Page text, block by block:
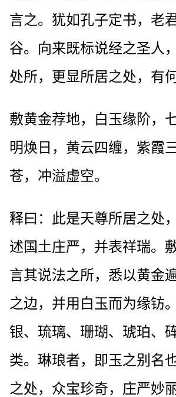
言之。犹如孔子定书，老
谷。向来既标说经之圣人
处所，更显所居之处，有
敷黄金荐地，白玉缘阶，
明焕日，黄云四缠，紫霞
苍，冲溢虚空。
释曰：此是天尊所居之处
述国土庄严，并表祥瑞。
言其说法之所，悉以黄金
之边，并用白玉而为缘钫
银、琉璃、珊瑚、琥珀、
类。琳琅者，即玉之别名
之处，众宝珍奇，庄严妙